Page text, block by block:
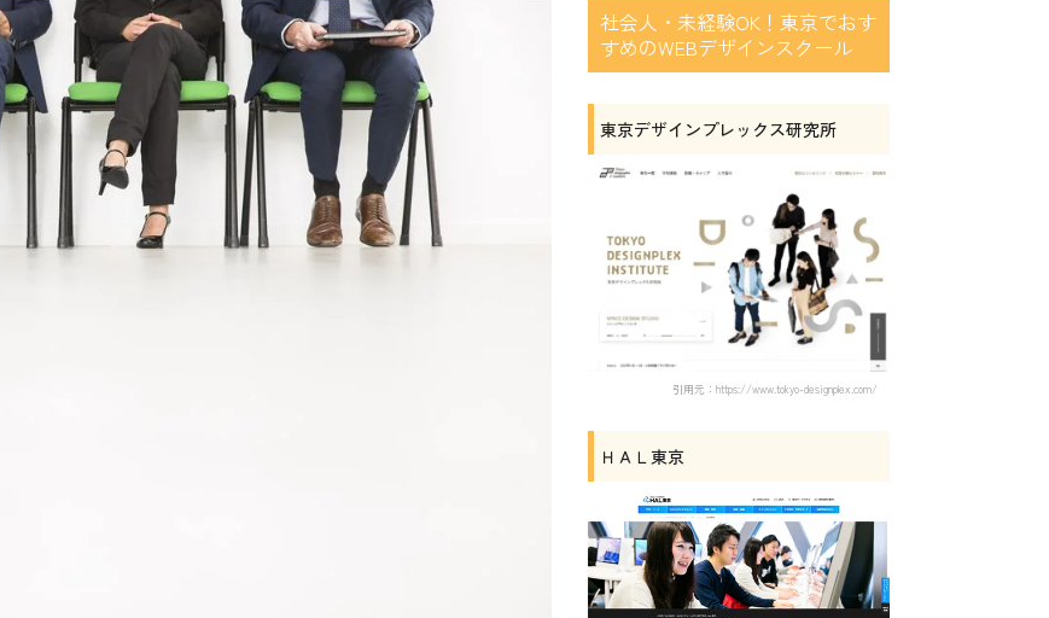
社会人・未経験OK！東京でおす
すめのWEBデザインスクール
東京デザインプレックス研究所
引用元：https://www.tokyo-designplex.com/
ＨＡＬ東京